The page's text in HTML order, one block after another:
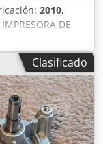
2010,
IMPRESORA DE
RTR
LONA,
• Impresora de
de solvente:
impresión: 3,2 M
a doble
64 m2/h •
Clasificado